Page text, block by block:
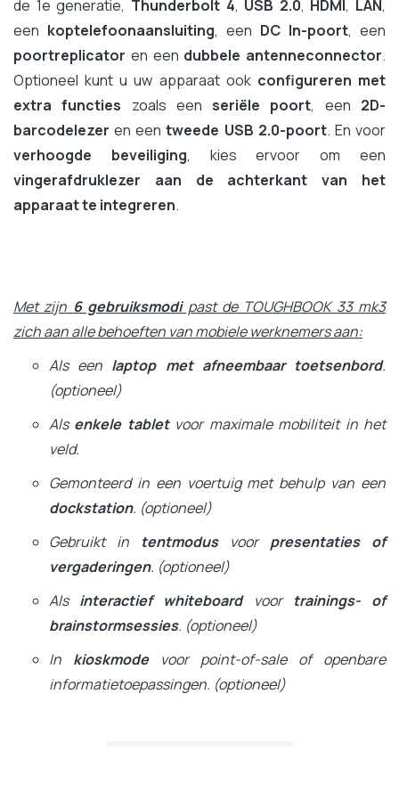
de 1e generatie, Thunderbolt 4, USB 2.0, HDMI, LAN,
een koptelefoonaansluiting, een DC In-poort, een
poortreplicator en een dubbele antenneconnector.
Optioneel kunt u uw apparaat ook configureren met
extra functies zoals eenseriële poort, een 2D-
barcodelezer en eentweede USB 2.0-poort. En voor
verhoogde beveiliging, kies ervoor om een
vingerafdruklezer aan de achterkant van het
apparaat te integreren.
Met zijn 6 gebruiksmodipast de TOUGHBOOK 33 mk3
zich aan alle behoeften van mobiele werknemers aan:
Als een laptop met afneembaar toetsenbord.
(optioneel)
Als enkele tabletvoor maximale mobiliteit in het
veld.
Gemonteerd in een voertuig met behulp van een
dockstation. (optioneel)
Gebruikt in tentmodusvoor presentaties of
vergaderingen. (optioneel)
Als interactief whiteboardvoor trainings- of
brainstormsessies. (optioneel)
In kioskmodevoor point-of-sale of openbare
informatietoepassingen. (optioneel)